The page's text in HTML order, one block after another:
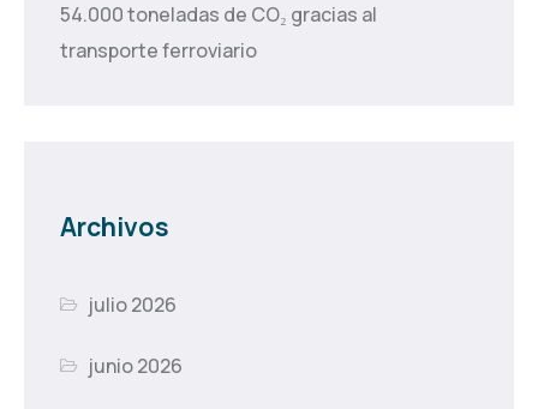
54.000 toneladas de CO₂ gracias al
transporte ferroviario
Archivos
julio 2026
junio 2026